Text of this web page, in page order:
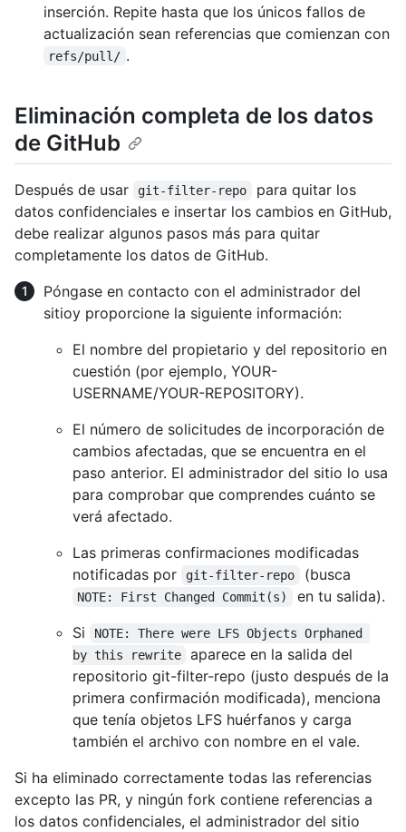
inserción. Repite hasta que los únicos fallos de
actualización sean referencias que comienzan con
refs/pull/ .
Eliminación completa de los datos
de GitHub
Después de usar git-filter-repo
para quitar los
datos confidenciales e insertar los cambios en GitHub,
debe realizar algunos pasos más para quitar
completamente los datos de GitHub.
Póngase en contacto con el administrador del
sitioy proporcione la siguiente información:
El nombre del propietario y del repositorio en
cuestión (por ejemplo, YOUR-
USERNAME/YOUR-REPOSITORY).
El número de solicitudes de incorporación de
cambios afectadas, que se encuentra en el
paso anterior. El administrador del sitio lo usa
para comprobar que comprendes cuánto se
verá afectado.
Las primeras confirmaciones modificadas
notificadas por
git-filter-repo (busca
NOTE: First Changed Commit(s)
en tu salida).
Si
NOTE: There were LFS Objects Orphaned
by this rewrite
aparece en la salida del
repositorio git-filter-repo (justo después de la
primera confirmación modificada), menciona
que tenía objetos LFS huérfanos y carga
también el archivo con nombre en el vale.
Si ha eliminado correctamente todas las referencias
excepto las PR, y ningún fork contiene referencias a
los datos confidenciales, el administrador del sitio